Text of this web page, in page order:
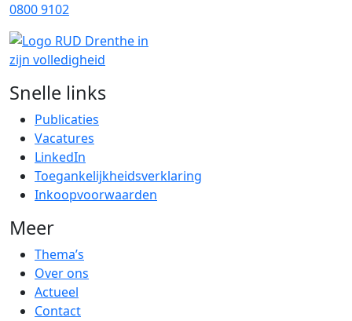
0800 9102
Snelle links
Publicaties
Vacatures
LinkedIn
Toegankelijkheidsverklaring
Inkoopvoorwaarden
Meer
Thema’s
Over ons
Actueel
Contact